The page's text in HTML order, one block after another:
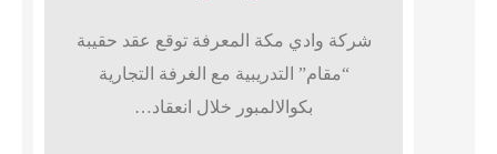
شركة وادي مكة المعرفة توقع عقد حقيبة
“مقام” التدريبية مع الغرفة التجارية
بكوالالمبور خلال انعقاد…